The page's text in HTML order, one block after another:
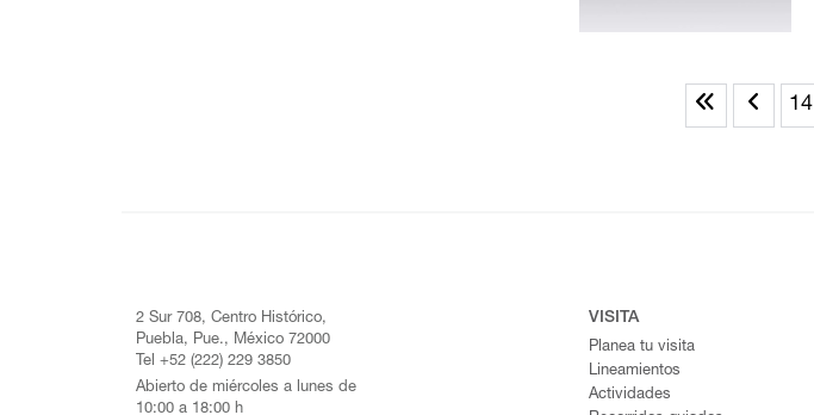
14
2 Sur 708, Centro Histórico,
Puebla, Pue., México 72000
Tel +52 (222) 229 3850
Abierto de miércoles a lunes de
10:00 a 18:00 h
VISITA
Planea tu visita
Lineamientos
Actividades